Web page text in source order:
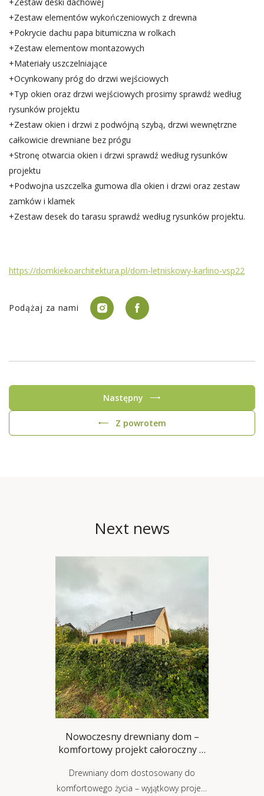
+Zestaw deski dachowej
+Zestaw elementów wykończeniowych z drewna
+Pokrycie dachu papa bitumiczna w rolkach
+Zestaw elementow montazowych
+Materiały uszczelniające
+Ocynkowany próg do drzwi wejściowych
+Typ okien oraz drzwi wejściowych prosimy sprawdź według
rysunków projektu
+Zestaw okien i drzwi z podwójną szybą, drzwi wewnętrzne
całkowicie drewniane bez prógu
+Stronę otwarcia okien i drzwi sprawdź według rysunków
projektu
+Podwojna uszczelka gumowa dla okien i drzwi oraz zestaw
zamków i klamek
+Zestaw desek do tarasu sprawdź według rysunków projektu.
https://domkiekoarchitektura.pl/dom-letniskowy-karlino-vsp22
Podążaj za nami
Z powrotem
Następny
Next news
Nowoczesny drewniany dom –
komfortowy projekt całoroczny w
Drewniany dom dostosowany do
komfortowego życia – wyjątkowy projekt